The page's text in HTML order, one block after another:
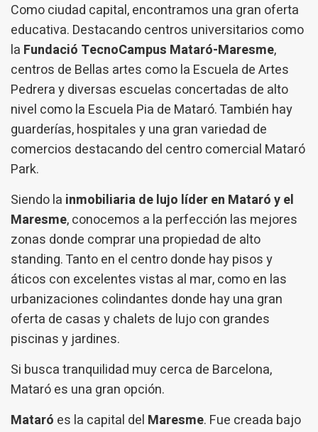
Como ciudad capital, encontramos una gran oferta
educativa. Destacando centros universitarios como
la Fundació TecnoCampus Mataró-Maresme,
centros de Bellas artes como la Escuela de Artes
Pedrera y diversas escuelas concertadas de alto
nivel como la Escuela Pia de Mataró. También hay
guarderías, hospitales y una gran variedad de
comercios destacando del centro comercial Mataró
Park.
Siendo la inmobiliaria de lujo líder en Mataró y el
Maresme, conocemos a la perfección las mejores
zonas donde comprar una propiedad de alto
standing. Tanto en el centro donde hay pisos y
áticos con excelentes vistas al mar, como en las
urbanizaciones colindantes donde hay una gran
oferta de casas y chalets de lujo con grandes
piscinas y jardines.
Si busca tranquilidad muy cerca de Barcelona,
Mataró es una gran opción.
Mataró es la capital del Maresme. Fue creada bajo